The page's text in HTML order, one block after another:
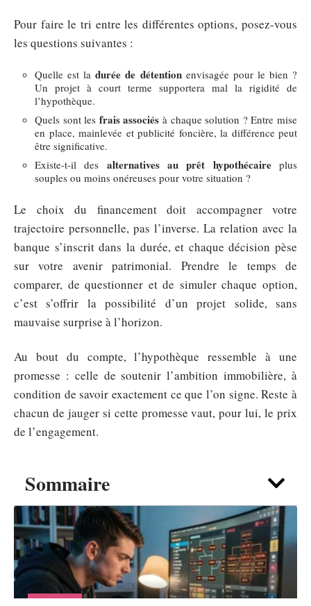
Sommaire
DÉTENTE
Pour faire le tri entre les différentes options, posez-vous
les questions suivantes :
Quelle est ladurée de détentionenvisagée pour le bien ?
Un projet à court terme supportera mal la rigidité de
l’hypothèque.
Quels sont les frais associés à chaque solution ? Entre mise
en place, mainlevée et publicité foncière, la différence peut
être significative.
Existe-t-il des alternatives au prêt hypothécaireplus
souples ou moins onéreuses pour votre situation ?
Le choix du financement doit accompagner votre
trajectoire personnelle, pas l’inverse. La relation avec la
banque s’inscrit dans la durée, et chaque décision pèse
sur votre avenir patrimonial. Prendre le temps de
comparer, de questionner et de simuler chaque option,
c’est s’offrir la possibilité d’un projet solide, sans
mauvaise surprise à l’horizon.
Au bout du compte, l’hypothèque ressemble à une
promesse : celle de soutenir l’ambition immobilière, à
condition de savoir exactement ce que l’on signe. Reste à
chacun de jauger si cette promesse vaut, pour lui, le prix
de l’engagement.